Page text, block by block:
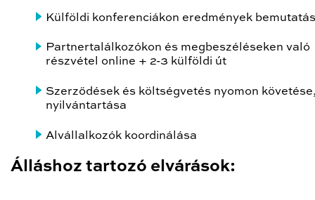
Külföldi konferenciákon eredmények
Partnertalálkozókon és megbeszéléseken való
részvétel online + 2-3 külföldi út
Szerződések és költségvetés nyomon
nyilvántartása
Alvállalkozók koordinálása
Álláshoz tartozó elvárások: